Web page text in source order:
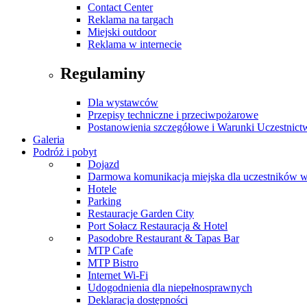
Contact Center
Reklama na targach
Miejski outdoor
Reklama w internecie
Regulaminy
Dla wystawców
Przepisy techniczne i przeciwpożarowe
Postanowienia szczegółowe i Warunki
Galeria
Podróż i pobyt
Dojazd
Darmowa komunikacja miejska dla uczestników
Hotele
Parking
Restauracje Garden City
Port Sołacz Restauracja & Hotel
Pasodobre Restaurant & Tapas Bar
MTP Cafe
MTP Bistro
Internet Wi-Fi
Udogodnienia dla niepełnosprawnych
Deklaracja dostępności